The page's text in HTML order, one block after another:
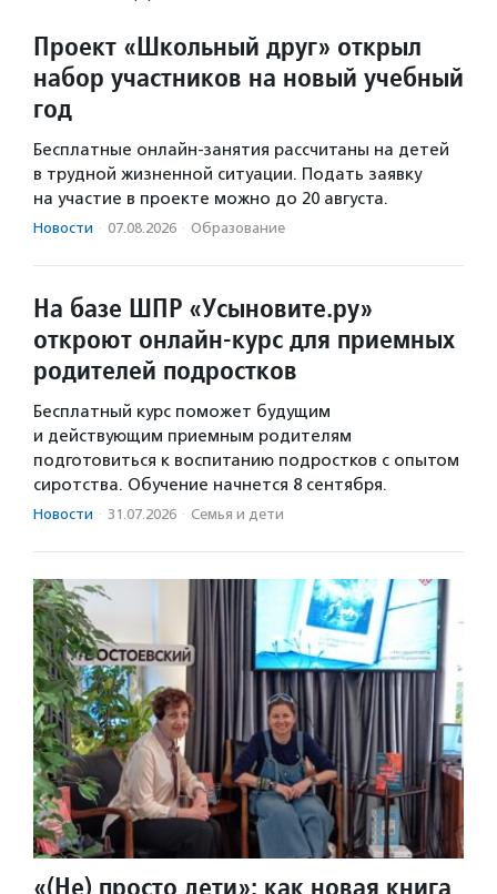
Проект «Школьный друг» открыл
набор участников на новый учебный
год
Бесплатные онлайн-занятия рассчитаны на детей
в трудной жизненной ситуации. Подать заявку
на участие в проекте можно до 20 августа.
Новости · 07.08.2026 · Образование
На базе ШПР «Усыновите.ру»
откроют онлайн-курс для приемных
родителей подростков
Бесплатный курс поможет будущим
и действующим приемным родителям
подготовиться к воспитанию подростков с опытом
сиротства. Обучение начнется 8 сентября.
Новости · 31.07.2026 · Семья и дети
«(Не) просто дети»: как новая книга